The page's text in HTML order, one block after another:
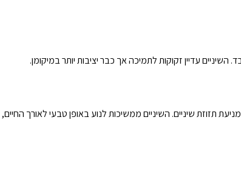
עדיין זקוקות לתמיכה אך כבר יציבות יותר במיקומן.
תזוזת שיניים. השיניים ממשיכות לנוע באופן טבעי לאורך